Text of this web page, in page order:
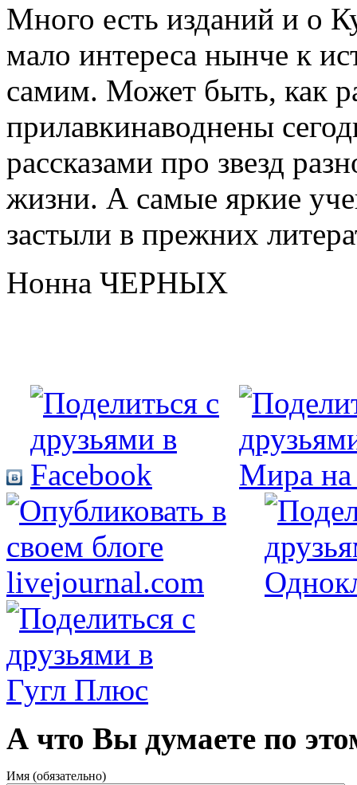
Много есть изданий и о
мало интереса нынче к
самим. Может быть, как
прилавкинаводнены
рассказами про звезд
жизни. А самые яркие
застыли в прежних
Нонна ЧЕРНЫХ
А что Вы думаете по
Имя (обязательно)